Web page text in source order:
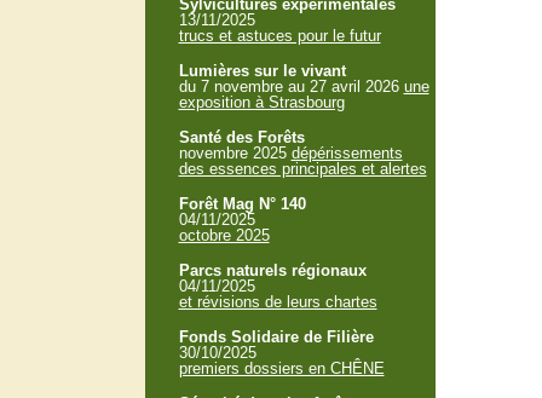
Sylvicultures expérimentales
13/11/2025
trucs et astuces pour le futur
Lumières sur le vivant
du 7 novembre au 27 avril 2026 une
exposition à Strasbourg
Santé des Forêts
novembre 2025 dépérissements
des essences principales et alertes
Forêt Mag N° 140
04/11/2025
octobre 2025
Parcs naturels régionaux
04/11/2025
et révisions de leurs chartes
Fonds Solidaire de Filière
30/10/2025
premiers dossiers en CHÊNE